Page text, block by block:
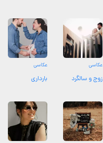
عکاسی
زوج و سالگرد
عکاسی
بارداری